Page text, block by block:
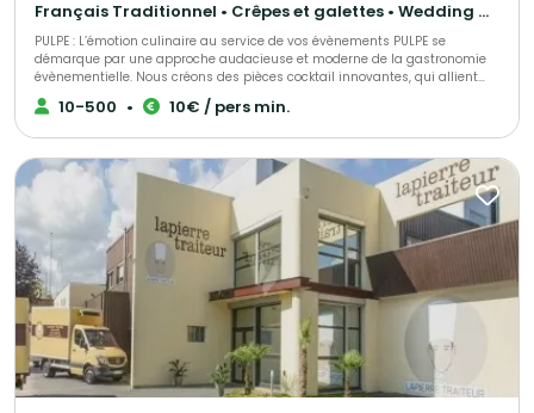
Français Traditionnel • Crêpes et galettes • Wedding Cake
PULPE : L’émotion culinaire au service de vos évènements PULPE se
démarque par une approche audacieuse et moderne de la gastronomie
évènementielle. Nous créons des pièces cocktail innovantes, qui allient
esthétisme et saveurs authentiques. Fabriquées à J-1 pour une fraîcheur
maximale, nos créations sont pensées pour étonner vos invités à chaque
service soigné, pour que chaque réception – privée ou professionnelle –
soit parfaitement orchestrée. Avec PULPE, chaque détail compte et chaque
moment devient unique.
10-500 • 10€ / pers min.